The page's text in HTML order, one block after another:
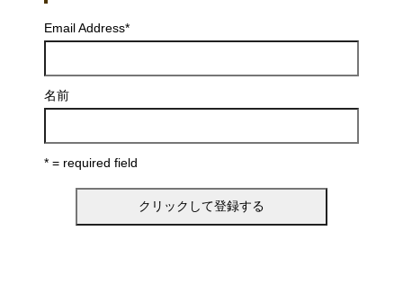
Email Address*
名前
* = required field